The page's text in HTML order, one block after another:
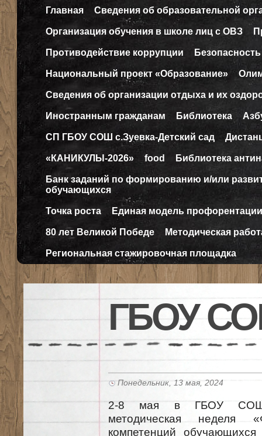
Главная Сведения об образовательной
Организация обучения в школе лиц с ОВЗ
Противодействие коррупции Безопасность
Национальный проект «Образование»
Сведения об организации отдыха и их
Иностранным гражданам Библиотека
СП ГБОУ СОШ с.Зуевка-Детский сад
«КАНИКУЛЫ-2026» food Библиотека
Банк заданий по формированию и/или
обучающихся
Точка роста Единая модель профорентации
80 лет Великой Победе Методическая
Региональная стажировочная площадка
ГБОУ
Понедельник, 13 мая, 2024
2-8 мая в ГБОУ СОШ
методическая неделя
компетенций